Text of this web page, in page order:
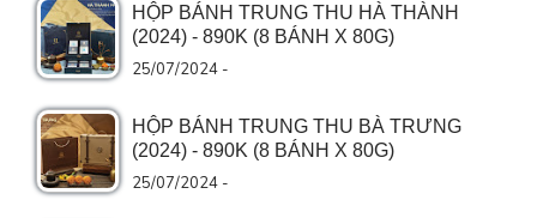
HỘP BÁNH TRUNG THU HÀ THÀNH
(2024) - 890K (8 BÁNH X 80G)
25/07/2024 -
HỘP BÁNH TRUNG THU BÀ TRƯNG
(2024) - 890K (8 BÁNH X 80G)
25/07/2024 -